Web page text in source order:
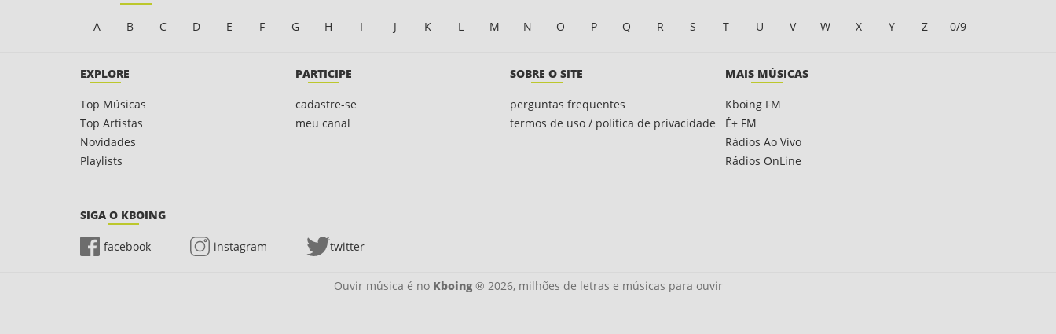
A B C D E F G H I J K L M N O P Q R S T U V W X Y Z 0/9
EXPLORE
Top Músicas
Top Artistas
Novidades
Playlists
PARTICIPE
cadastre-se
meu canal
SOBRE O SITE
perguntas frequentes
termos de uso / política de privacidade
MAIS MÚSICAS
Kboing FM
É+ FM
Rádios Ao Vivo
Rádios OnLine
SIGA O KBOING
facebook instagram twitter
Ouvir música é no Kboing® 2026, milhões de letras e músicas para ouvir